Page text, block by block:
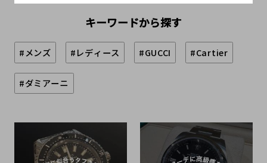
キーワードから探す
#メンズ #レディース #GUCCI #Cartier
#ダミアーニ